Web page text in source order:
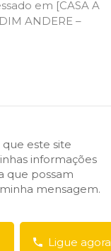
este site
informações
que possam
mensagem.
Ligue agora